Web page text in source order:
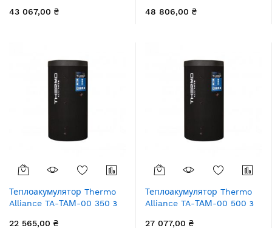
з ізоляцією 60 мм
43 067,00 ₴
з ізоляцією 60 мм
48 806,00 ₴
Теплоакумулятор Thermo
Alliance TA-ТАМ-00 350 з
22 565,00 ₴
Теплоакумулятор Thermo
Alliance TA-ТАМ-00 500 з
27 077,00 ₴